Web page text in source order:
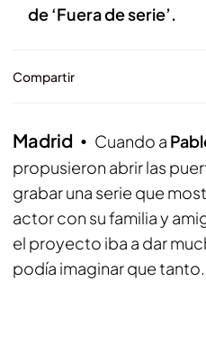
de ‘Fuera de serie’.
Compartir
Madrid Cuando a
propusieron abrir las
grabar una serie que
actor con su familia y
el proyecto iba a dar
podía imaginar que tanto.